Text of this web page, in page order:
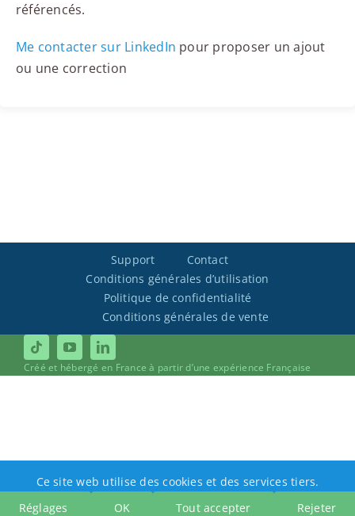
référencés.
Me contacter sur LinkedIn pour proposer un ajout
ou une correction
Support
Contact
Conditions générales d’utilisation
Politique de confidentialité
Conditions générales de vente
Créé et hébergé en France à partir d’une expérience Française
Ce site web utilise des cookies et des services tiers.
Réglages
OK Tout accepter Rejeter